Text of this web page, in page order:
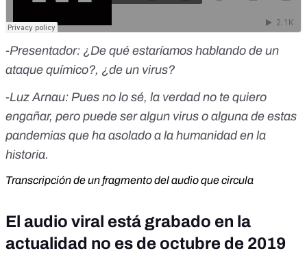
-Presentador: ¿De qué estaríamos hablando de un
ataque químico?, ¿de un virus?
-Luz Arnau: Pues no lo sé, la verdad no te quiero
engañar, pero puede ser algun virus o alguna de estas
pandemias que ha asolado a la humanidad en la
historia.
Transcripción de un fragmento del audio que circula
El audio viral está grabado en la
actualidad no es de octubre de 2019